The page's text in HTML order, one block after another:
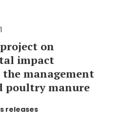
on
impact
management
poultry manure
releases